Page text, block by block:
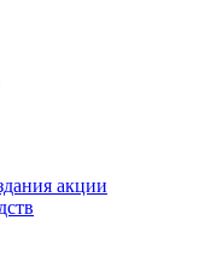
акции